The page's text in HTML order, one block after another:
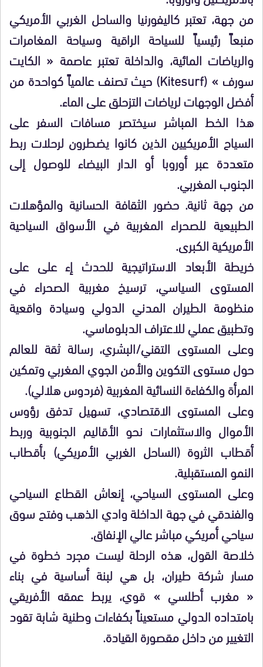
من جهة، تعتبر كاليفورنيا والساحل الغربي الأمريكي
منبعاً رئيسياً للسياحة الراقية وسياحة المغامرات
والرياضات المائية، والداخلة تعتبر عاصمة « الكايت
سورف » (Kitesurf) حيث تصنف عالمياً كواحدة من
أفضل الوجهات لرياضات التزحلق على الماء.
هذا الخط المباشر سيختصر مسافات السفر على
السياح الأمريكيين الذين كانوا يضطرون لرحلات ربط
متعددة عبر أوروبا أو الدار البيضاء للوصول إلى
الجنوب المغربي.
من جهة ثانية. حضور الثقافة الحسانية والمؤهلات
الطبيعية للصحراء المغربية في الأسواق السياحية
الأمريكية الكبرى.
خريطة الأبعاد الاستراتيجية للحدث إء على على
المستوى السياسي، ترسيخ مغربية الصحراء في
منظومة الطيران المدني الدولي وسيادة واقعية
وتطبيق عملي للاعتراف الدبلوماسي.
وعلى المستوى التقني/البشري، رسالة ثقة للعالم
حول مستوى التكوين والأمن الجوي المغربي وتمكين
المرأة والكفاءة النسائية المغربية (فردوس هلالي).
وعلى المستوى الاقتصادي، تسهيل تدفق رؤوس
الأموال والاستثمارات نحو الأقاليم الجنوبية وربط
أقطاب الثروة (الساحل الغربي الأمريكي) بأقطاب
النمو المستقبلية.
وعلى المستوى السياحي، إنعاش القطاع السياحي
والفندقي في جهة الداخلة وادي الذهب وفتح سوق
سياحي أمريكي مباشر عالي الإنفاق.
خلاصة القول، هذه الرحلة ليست مجرد خطوة في
مسار شركة طيران، بل هي لبنة أساسية في بناء
« مغرب أطلسي » قوي، يربط عمقه الأفريقي
بامتداده الدولي مستعيناً بكفاءات وطنية شابة تقود
التغيير من داخل مقصورة القيادة.